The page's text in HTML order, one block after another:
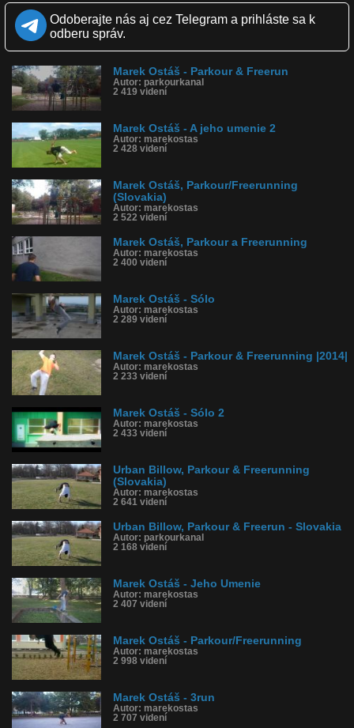
Zverejnené: 24.3.2013 0:56
Páči sa: 64% (83 hlasov)
Obľúbené: 3
Komentárov: 138
Kategória: športy
Tagy: marek ostáš, parkour, freerunning, freerun, salto, salta,
skoky, skok, umenie, šport, slovensko
História sledovanosti videa:
Odoberajte nás aj cez Telegram a prihláste sa k
odberu správ.
Marek Ostáš - Parkour & Freerun
Autor: parkourkanal
2 419 videní
Marek Ostáš - A jeho umenie 2
Autor: marekostas
2 428 videní
Marek Ostáš, Parkour/Freerunning
(Slovakia)
Autor: marekostas
2 522 videní
Marek Ostáš, Parkour a Freerunning
Autor: marekostas
2 400 videní
Marek Ostáš - Sólo
Autor: marekostas
2 289 videní
Marek Ostáš - Parkour & Freerunning |2014|
Autor: marekostas
2 233 videní
Marek Ostáš - Sólo 2
Autor: marekostas
2 433 videní
Urban Billow, Parkour & Freerunning
(Slovakia)
Autor: marekostas
2 641 videní
Urban Billow, Parkour & Freerun - Slovakia
Autor: parkourkanal
2 168 videní
Marek Ostáš - Jeho Umenie
Autor: marekostas
2 407 videní
Marek Ostáš - Parkour/Freerunning
Autor: marekostas
2 998 videní
Marek Ostáš - 3run
Autor: marekostas
2 707 videní